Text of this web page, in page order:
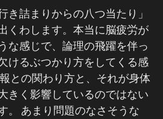
き詰まりからの八つ当たり」
くわします。本当に脳疲労が
な感じで、論理の飛躍を伴っ
けるぶつかり方をしてくる感
との関わり方と、それが身体
きく影響しているのではない
。 あまり問題のなさそうな